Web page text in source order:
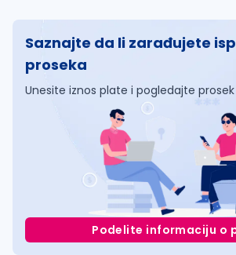
Saznajte da li zarađujete
proseka
Unesite iznos plate i pogledajte
Podelite informaciju o